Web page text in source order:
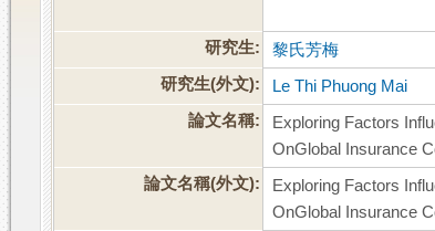
研究生:
黎氏芳梅
研究生(外文):
Le Thi Phuong Mai
論文名稱:
Exploring Factors
OnGlobal Insurance
論文名稱(外文):
Exploring Factors
OnGlobal Insurance